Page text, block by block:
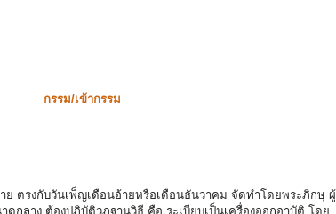
กรรม/เข้ากรรม
รงกับวันเพ็ญเดือนอ้ายหรือเดือนธันวาคม จัดทำโดยพระภิกษุ ผู้
กลาง ต้องปฏิบัติวุฏฐานวิธี คือ ระเบียบเป็นเครื่องออกอาบัติ โดย